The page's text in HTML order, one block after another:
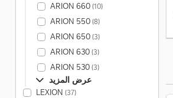
ARION 660(10)
ARION 550(8)
ARION 650(3)
ARION 630(3)
ARION 530(3)
عرض المزيد
LEXION (37)